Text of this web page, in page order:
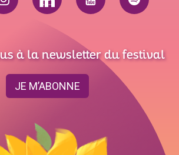
à la newsletter du festival
JE M’ABONNE